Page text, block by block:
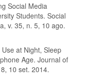
Social Media
Students. Social
v. 35, n. 5, 10 ago.
at Night, Sleep
Age. Journal of
10 set. 2014.